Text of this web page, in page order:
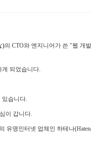
)의 CTO와 엔지니어가 쓴 "웹 개
되었습니다.
있습니다.
이 갑니다.
명인터넷 업체인 하테나